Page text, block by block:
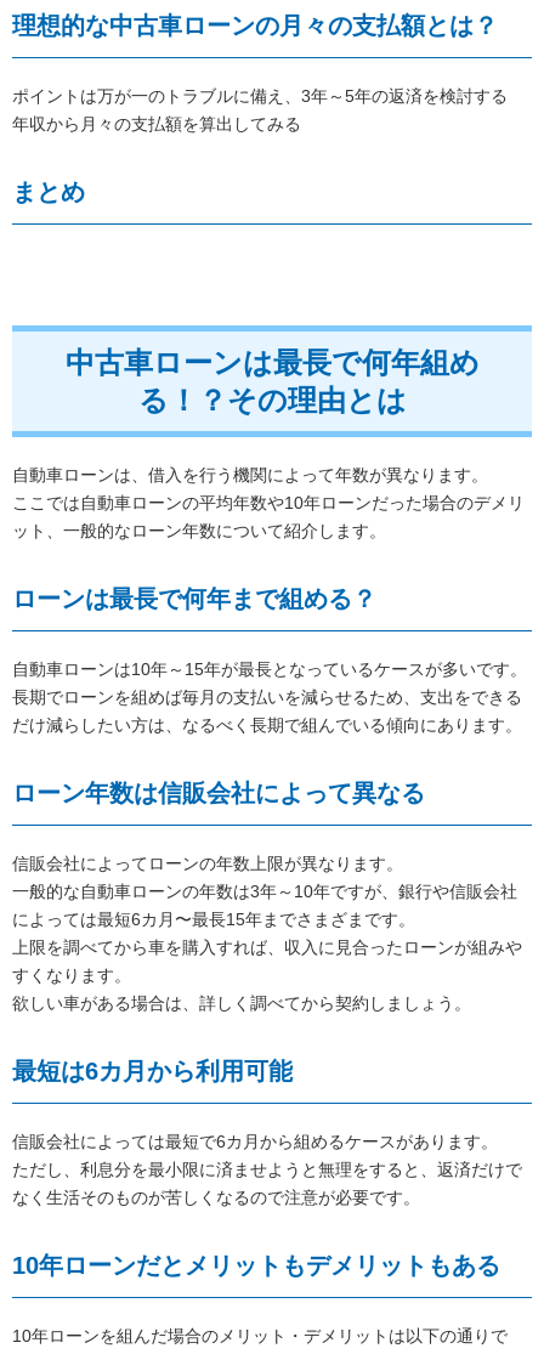
理想的な中古車ローンの月々の支払額とは？
ポイントは万が一のトラブルに備え、3年～5年の返済を検討する
年収から月々の支払額を算出してみる
まとめ
中古車ローンは最長で何年組め
る！？その理由とは
自動車ローンは、借入を行う機関によって年数が異なります。
ここでは自動車ローンの平均年数や10年ローンだった場合のデメリ
ット、一般的なローン年数について紹介します。
ローンは最長で何年まで組める？
自動車ローンは10年～15年が最長となっているケースが多いです。
長期でローンを組めば毎月の支払いを減らせるため、支出をできる
だけ減らしたい方は、なるべく長期で組んでいる傾向にあります。
ローン年数は信販会社によって異なる
信販会社によってローンの年数上限が異なります。
一般的な自動車ローンの年数は3年～10年ですが、銀行や信販会社
によっては最短6カ月〜最長15年までさまざまです。
上限を調べてから車を購入すれば、収入に見合ったローンが組みや
すくなります。
欲しい車がある場合は、詳しく調べてから契約しましょう。
最短は6カ月から利用可能
信販会社によっては最短で6カ月から組めるケースがあります。
ただし、利息分を最小限に済ませようと無理をすると、返済だけで
なく生活そのものが苦しくなるので注意が必要です。
10年ローンだとメリットもデメリットもある
10年ローンを組んだ場合のメリット・デメリットは以下の通りで